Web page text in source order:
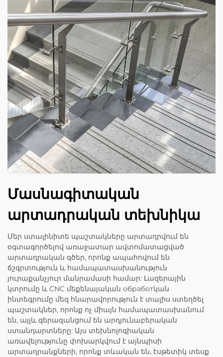
Մասնագիտական
արտադրական տեխնիկա
Մեր ստալինիտե պաշտակները արտադրվում են
օգտագործելով առաջատար ավտոմատացված
արտադրական գծեր, որոնք ապահովում են
ճշգրտություն և համապատասխանություն
յուրաքանչյուր մանրամասի համար: Լազերային
կտրումը և CNC մեքենայական обработկան
ինտեգրումը մեզ հնարավորություն է տալիս ստեղծել
պաշտակներ, որոնք ոչ միայն համապատասխանում
են, այլև գերազանցում են արդյունաբերական
ստանդարտները: Այս տեխնոլոգիական
առավելությունը փոխարկվում է այնպիսի
արտադրանքների, որոնք տևական են, էսթետիկ տեսք